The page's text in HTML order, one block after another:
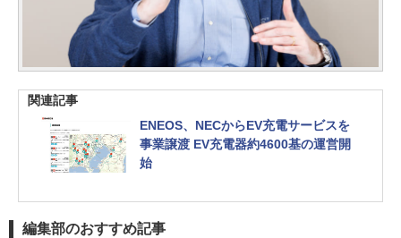
関連記事
ENEOS、NECからEV充電サービスを
事業譲渡 EV充電器約4600基の運営開
始
編集部のおすすめ記事